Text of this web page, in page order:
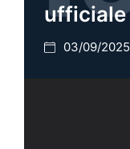
ufficiale
03/09/2025